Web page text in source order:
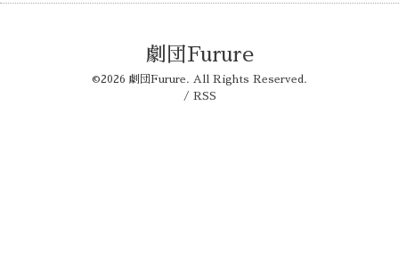
劇団Furure
©2026 劇団Furure. All Rights Reserved.
/ RSS